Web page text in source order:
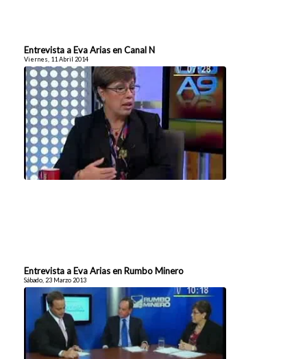
Entrevista a Eva Arias en Canal N
Viernes, 11 Abril 2014
Entrevista a Eva Arias en Rumbo Minero
Sábado, 23 Marzo 2013